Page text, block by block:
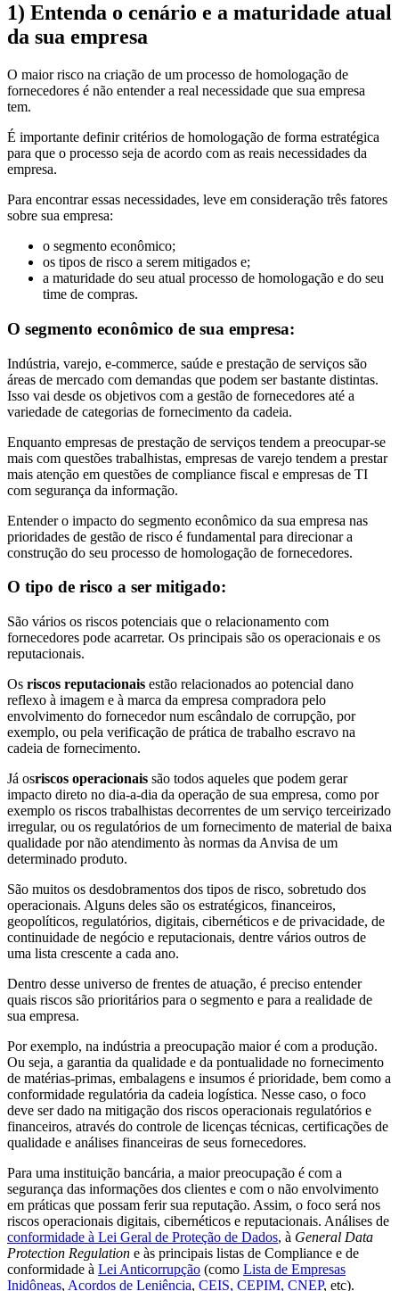
1) Entenda o cenário e a maturidade atual
da sua empresa
O maior risco na criação de um processo de homologação de
fornecedores é não entender a real necessidade que sua empresa
tem.
É importante definir critérios de homologação de forma estratégica
para que o processo seja de acordo com as reais necessidades da
empresa.
Para encontrar essas necessidades, leve em consideração três fatores
sobre sua empresa:
o segmento econômico;
os tipos de risco a serem mitigados e;
a maturidade do seu atual processo de homologação e do seu
time de compras.
O segmento econômico de sua empresa:
Indústria, varejo, e-commerce, saúde e prestação de serviços são
áreas de mercado com demandas que podem ser bastante distintas.
Isso vai desde os objetivos com a gestão de fornecedores até a
variedade de categorias de fornecimento da cadeia.
Enquanto empresas de prestação de serviços tendem a preocupar-se
mais com questões trabalhistas, empresas de varejo tendem a prestar
mais atenção em questões de compliance fiscal e empresas de TI
com segurança da informação.
Entender o impacto do segmento econômico da sua empresa nas
prioridades de gestão de risco é fundamental para direcionar a
construção do seu processo de homologação de fornecedores.
O tipo de risco a ser mitigado:
São vários os riscos potenciais que o relacionamento com
fornecedores pode acarretar. Os principais são os operacionais e os
reputacionais.
Os riscos reputacionais estão relacionados ao potencial dano
reflexo à imagem e à marca da empresa compradora pelo
envolvimento do fornecedor num escândalo de corrupção, por
exemplo, ou pela verificação de prática de trabalho escravo na
cadeia de fornecimento.
Já osriscos operacionais são todos aqueles que podem gerar
impacto direto no dia-a-dia da operação de sua empresa, como por
exemplo os riscos trabalhistas decorrentes de um serviço terceirizado
irregular, ou os regulatórios de um fornecimento de material de baixa
qualidade por não atendimento às normas da Anvisa de um
determinado produto.
São muitos os desdobramentos dos tipos de risco, sobretudo dos
operacionais. Alguns deles são os estratégicos, financeiros,
geopolíticos, regulatórios, digitais, cibernéticos e de privacidade, de
continuidade de negócio e reputacionais, dentre vários outros de
uma lista crescente a cada ano.
Dentro desse universo de frentes de atuação, é preciso entender
quais riscos são prioritários para o segmento e para a realidade de
sua empresa.
Por exemplo, na indústria a preocupação maior é com a produção.
Ou seja, a garantia da qualidade e da pontualidade no fornecimento
de matérias-primas, embalagens e insumos é prioridade, bem como a
conformidade regulatória da cadeia logística. Nesse caso, o foco
deve ser dado na mitigação dos riscos operacionais regulatórios e
financeiros, através do controle de licenças técnicas, certificações de
qualidade e análises financeiras de seus fornecedores.
Para uma instituição bancária, a maior preocupação é com a
segurança das informações dos clientes e com o não envolvimento
em práticas que possam ferir sua reputação. Assim, o foco será nos
riscos operacionais digitais, cibernéticos e reputacionais. Análises de
conformidade à Lei Geral de Proteção de Dados, à General Data
Protection Regulation e às principais listas de Compliance e de
conformidade à Lei Anticorrupção (como Lista de Empresas
Inidôneas, Acordos de Leniência, CEIS, CEPIM, CNEP, etc).